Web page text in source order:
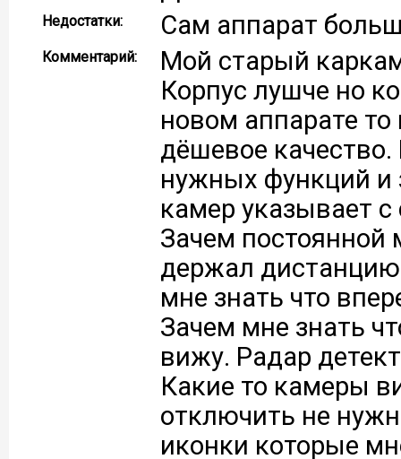
Недостатки: Сам аппарат
Комментарий:
Мой старый
Корпус лушче но
новом аппарате то
дёшевое
нужных функций и
камер указывает
Зачем постоянной
держал дистанцию
мне знать что
Зачем мне знать
вижу. Радар
Какие то камеры
отключить не
иконки которые